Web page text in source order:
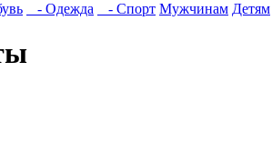
- Одежда - Спорт Мужчинам Детям